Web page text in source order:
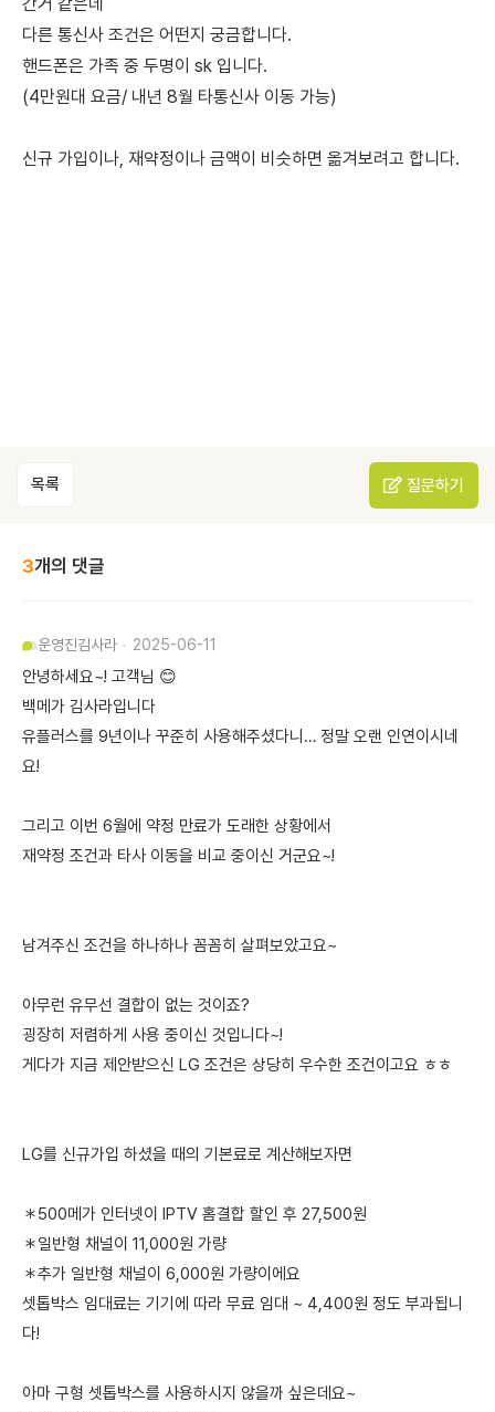
다른 통신사 조건은 어떤지 궁금합니다.
핸드폰은 가족 중 두명이 sk 입니다.
(4만원대 요금/ 내년 8월 타통신사 이동 가능)
신규 가입이나, 재약정이나 금액이 비슷하면 옮겨보려고 합니다.
목록 질문하기
3개의 댓글
운영진김사라 2025-06-11
안녕하세요~! 고객님 😊
백메가 김사라입니다
유플러스를 9년이나 꾸준히 사용해주셨다니… 정말 오랜 인연이시네
요!
그리고 이번 6월에 약정 만료가 도래한 상황에서
재약정 조건과 타사 이동을 비교 중이신 거군요~!
남겨주신 조건을 하나하나 꼼꼼히 살펴보았고요~
아무런 유무선 결합이 없는 것이죠?
굉장히 저렴하게 사용 중이신 것입니다~!
게다가 지금 제안받으신 LG 조건은 상당히 우수한 조건이고요 ㅎㅎ
LG를 신규가입 하셨을 때의 기본료로 계산해보자면
＊500메가 인터넷이 IPTV 홈결합 할인 후 27,500원
＊일반형 채널이 11,000원 가량
＊추가 일반형 채널이 6,000원 가량이에요
셋톱박스 임대료는 기기에 따라 무료 임대 ~ 4,400원 정도 부과됩니
다!
아마 구형 셋톱박스를 사용하시지 않을까 싶은데요~